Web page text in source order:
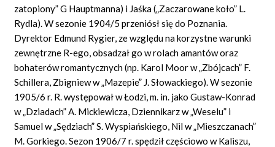
zatopiony” G Hauptmanna) i Jaśka („Zaczarowane koło” L.
Rydla). W sezonie 1904/5 przeniósł się do Poznania.
Dyrektor Edmund Rygier, ze względu na korzystne warunki
zewnętrzne R-ego, obsadzał go w rolach amantów oraz
bohaterów romantycznych (np. Karol Moor w „Zbójcach” F.
Schillera, Zbigniew w „Mazepie” J. Słowackiego). W sezonie
1905/6 r. R. występował w Łodzi, m. in. jako Gustaw-Konrad
w „Dziadach” A. Mickiewicza, Dziennikarz w „Weselu” i
Samuel w „Sędziach” S. Wyspiańskiego, Nil w „Mieszczanach”
M. Gorkiego. Sezon 1906/7 r. spędził częściowo w Kaliszu,